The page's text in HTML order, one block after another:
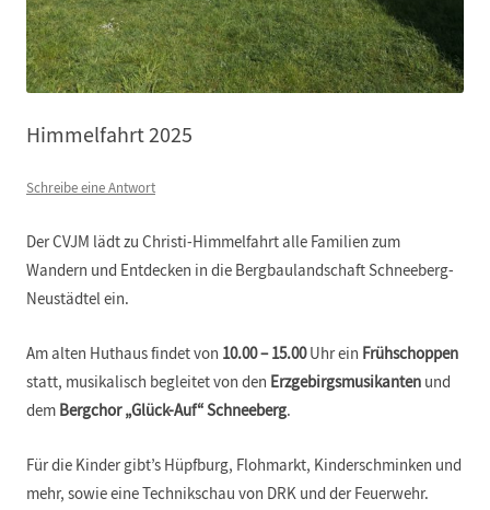
Himmelfahrt 2025
Schreibe eine Antwort
Der CVJM lädt zu Christi-Himmelfahrt alle Familien zum
Wandern und Entdecken in die Bergbaulandschaft Schneeberg-
Neustädtel ein.
Am alten Huthaus findet von 10.00 – 15.00Uhr ein Frühschoppen
statt, musikalisch begleitet von den Erzgebirgsmusikanten und
dem Bergchor „Glück-Auf“ Schneeberg.
Für die Kinder gibt’s Hüpfburg, Flohmarkt, Kinderschminken und
mehr, sowie eine Technikschau von DRK und der Feuerwehr.